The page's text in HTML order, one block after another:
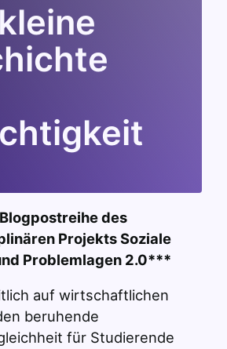
des
Projekts Soziale
Problemlagen 2.0***
auf wirtschaftlichen
beruhende
für Studierende